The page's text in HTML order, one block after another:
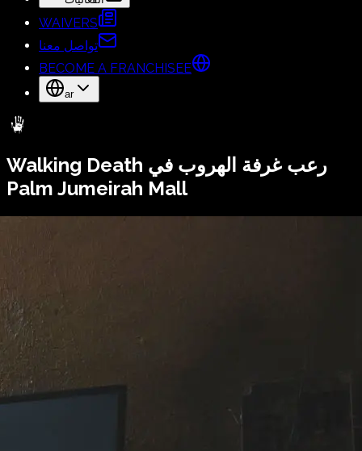
WAIVERS
تواصل معنا
BECOME A FRANCHISEE
ar
Walking Death رعب غرفة الهروب في
Palm Jumeirah Mall